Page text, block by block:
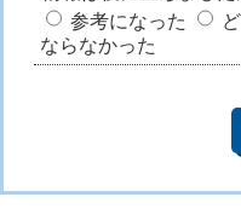
参考になった
ならなかった